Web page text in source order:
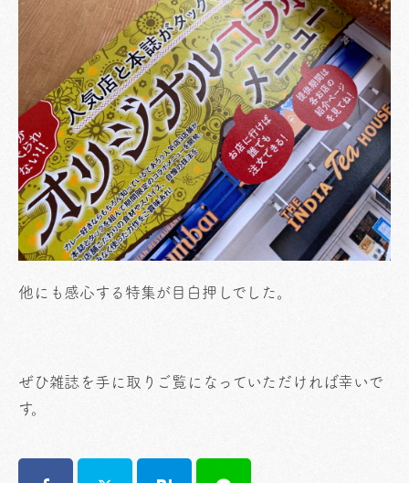
他にも感心する特集が目白押しでした。
ぜひ雑誌を手に取りご覧になっていただければ幸いで
す。